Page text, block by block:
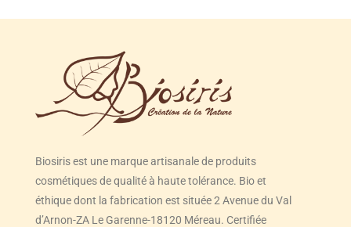
Biosiris est une marque artisanale de produits
cosmétiques de qualité à haute tolérance. Bio et
éthique dont la fabrication est située 2 Avenue du Val
d’Arnon-ZA Le Garenne-18120 Méreau. Certifiée